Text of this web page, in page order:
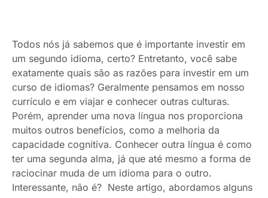
Todos nós já sabemos que é importante investir em
um segundo idioma, certo? Entretanto, você sabe
exatamente quais são as razões para investir em um
curso de idiomas? Geralmente pensamos em nosso
currículo e em viajar e conhecer outras culturas.
Porém, aprender uma nova língua nos proporciona
muitos outros benefícios, como a melhoria da
capacidade cognitiva. Conhecer outra língua é como
ter uma segunda alma, já que até mesmo a forma de
raciocinar muda de um idioma para o outro.
Interessante, não é? Neste artigo, abordamos alguns